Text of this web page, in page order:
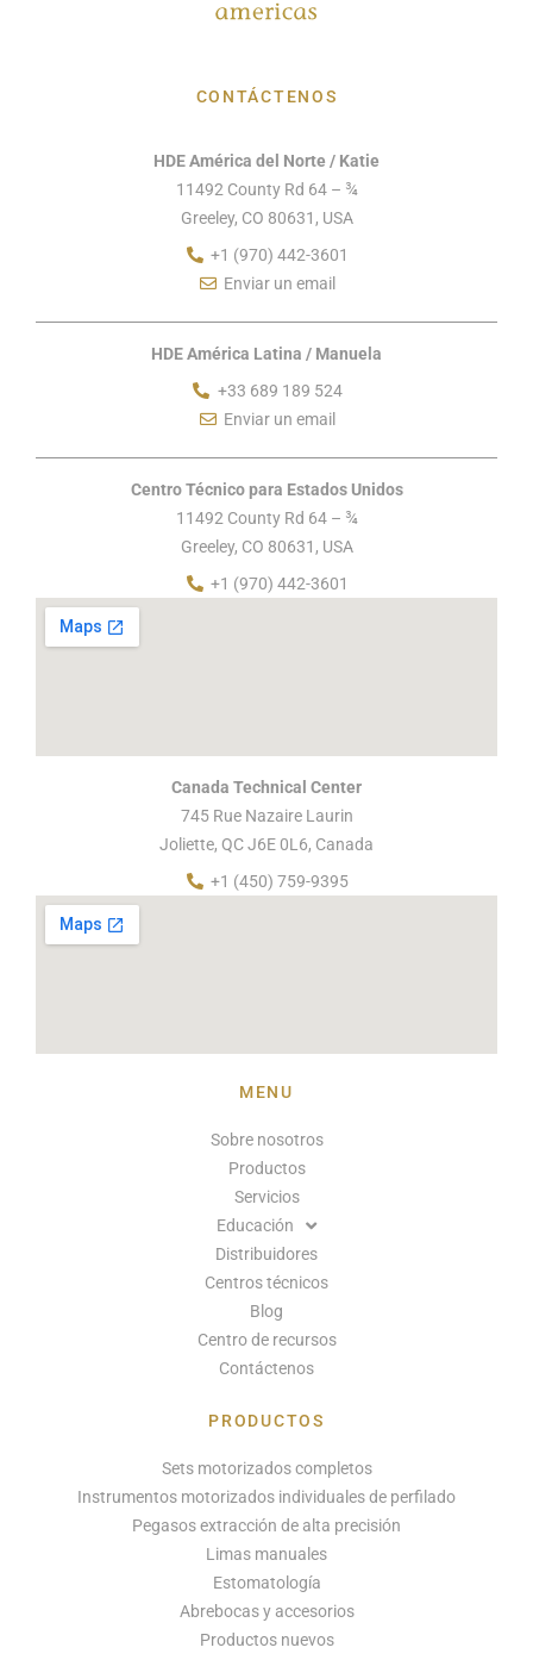
CONTÁCTENOS
HDE América del Norte / Katie
11492 County Rd 64 – ¾
Greeley, CO 80631, USA
+1 (970) 442-3601
Enviar un email
HDE América Latina / Manuela
+33 689 189 524
Enviar un email
Centro Técnico para Estados Unidos
11492 County Rd 64 – ¾
Greeley, CO 80631, USA
+1 (970) 442-3601
Canada Technical Center
745 Rue Nazaire Laurin
Joliette, QC J6E 0L6, Canada
+1 (450) 759-9395
MENU
Sobre nosotros
Productos
Servicios
Educación
Distribuidores
Centros técnicos
Blog
Centro de recursos
Contáctenos
PRODUCTOS
Sets motorizados completos
Instrumentos motorizados individuales de perfilado
Pegasos extracción de alta precisión
Limas manuales
Estomatología
Abrebocas y accesorios
Productos nuevos